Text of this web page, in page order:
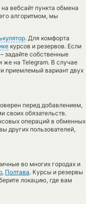
вебсайт пункта обмена
алгоритмом, мы
. Для комфорта
курсов и резервов. Если
– задайте собственные
же на Telegram. В случае
приемлемый вариант двух
перед добавлением,
своих обязательств.
операций в обменных
других пользователей,
во многих городах и
, Полтава. Курсы и резервы
локацию, где вам